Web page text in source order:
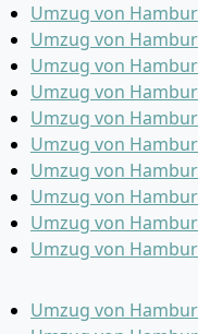
Umzug von
Umzug von
Umzug von
Umzug von
Umzug von
Umzug von
Umzug von
Umzug von
Umzug von
Umzug von
Umzug von